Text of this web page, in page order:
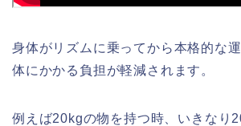
身体がリズムに乗ってから本格的な
体にかかる負担が軽減されます。
例えば20kgの物を持つ時、いきなり